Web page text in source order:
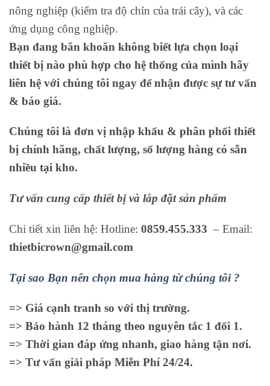
nông nghiệp (kiểm tra độ chín của trái cây), và các
ứng dụng công nghiệp.
Bạn đang băn khoăn không biết lựa chọn loại
thiết bị nào phù hợp cho hệ thống của mình hãy
liên hệ với chúng tôi ngay để nhận được sự tư vấn
& báo giá.
Chúng tôi là đơn vị nhập khẩu & phân phối thiết
bị chính hãng, chất lượng, số lượng hàng có sẵn
nhiều tại kho.
Tư vấn cung cấp thiết bị và lắp đặt sản phẩm
Chi tiết xin liên hệ: Hotline: 0859.455.333 – Email:
thietbicrown@gmail.com
Tại sao Bạn nên chọn mua hàng từ chúng tôi ?
=> Giá cạnh tranh so với thị trường.
=> Bảo hành 12 tháng theo nguyên tắc 1 đổi 1.
=> Thời gian đáp ứng nhanh, giao hàng tận nơi.
=> Tư vấn giải pháp Miễn Phí 24/24.